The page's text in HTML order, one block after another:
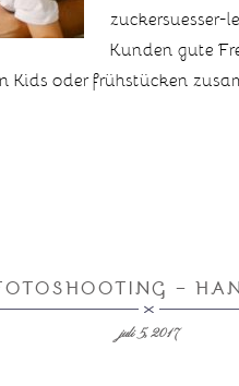
zuckersuesser-
Kunden gute
Kids oder frühstücken
–
juli 5, 2017